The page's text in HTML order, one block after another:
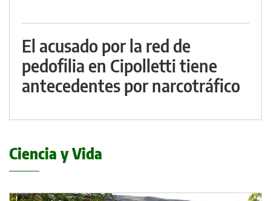
El acusado por la red de
pedofilia en Cipolletti tiene
antecedentes por narcotráfico
Ciencia y Vida